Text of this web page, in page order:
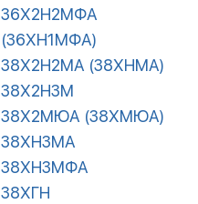
36Х2Н2МФА
(36ХН1МФА)
38Х2Н2МА (38ХНМА)
38Х2Н3М
38Х2МЮА (38ХМЮА)
38ХН3МА
38ХН3МФА
38ХГН